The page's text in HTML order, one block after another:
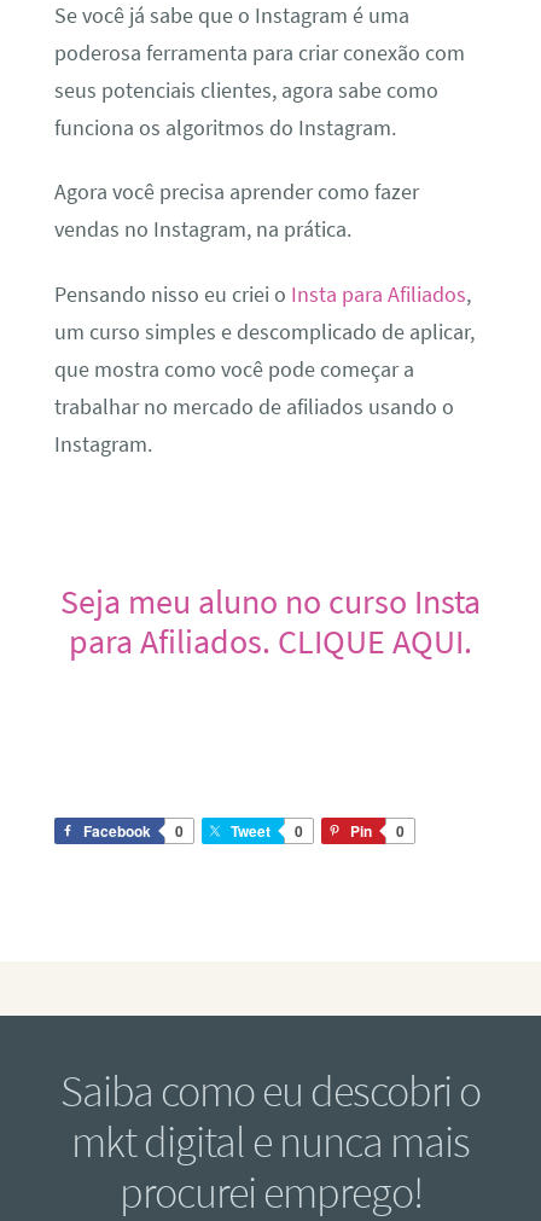
Se você já sabe que o Instagram é uma
poderosa ferramenta para criar conexão com
seus potenciais clientes, agora sabe como
funciona os algoritmos do Instagram.
Agora você precisa aprender como fazer
vendas no Instagram, na prática.
Pensando nisso eu criei o Insta para Afiliados,
um curso simples e descomplicado de aplicar,
que mostra como você pode começar a
trabalhar no mercado de afiliados usando o
Instagram.
Seja meu aluno no curso Insta
para Afiliados. CLIQUE AQUI.
Facebook 0 Tweet 0 Pin 0
Saiba como eu descobri o
mkt digital e nunca mais
procurei emprego!